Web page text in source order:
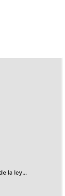
la ley...